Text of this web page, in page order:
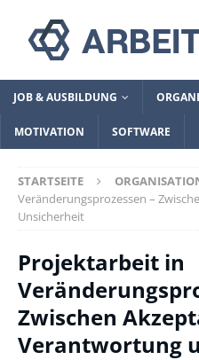
JOB & AUSBILDUNG
MOTIVATION SOFTWARE
STARTSEITE
Veränderungsprozessen –
Unsicherheit
Projektarbeit in
Zwischen
Verantwortung